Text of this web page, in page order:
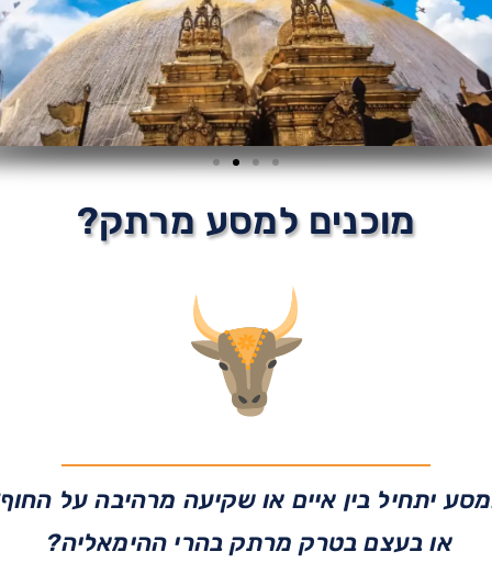
מוכנים למסע מרתק?
יתחיל בין איים או שקיעה מרהיבה על
או בעצם בטרק מרתק בהרי ההימאליה?